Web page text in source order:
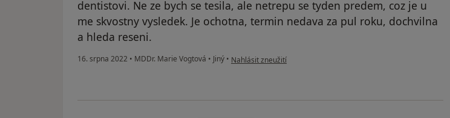
dentistovi. Ne ze bych se tesila, ale netrepu se tyden predem, coz je u
me skvostny vysledek. Je ochotna, termin nedava za pul roku, dochvilna
a hleda reseni.
16. srpna 2022 • MDDr. Marie Vogtová • Jiný • podle názoru uživatele VZ
Nahlásit zneužití